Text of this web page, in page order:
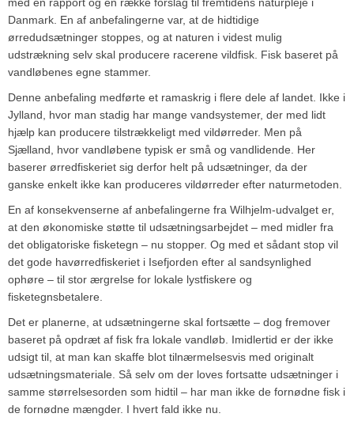
med en rapport og en række forslag til fremtidens naturpleje i
Danmark. En af anbefalingerne var, at de hidtidige
ørredudsætninger stoppes, og at naturen i videst mulig
udstrækning selv skal producere racerene vildfisk. Fisk baseret på
vandløbenes egne stammer.
Denne anbefaling medførte et ramaskrig i flere dele af landet. Ikke i
Jylland, hvor man stadig har mange vandsystemer, der med lidt
hjælp kan producere tilstrækkeligt med vildørreder. Men på
Sjælland, hvor vandløbene typisk er små og vandlidende. Her
baserer ørredfiskeriet sig derfor helt på udsætninger, da der
ganske enkelt ikke kan produceres vildørreder efter naturmetoden.
En af konsekvenserne af anbefalingerne fra Wilhjelm-udvalget er,
at den økonomiske støtte til udsætningsarbejdet – med midler fra
det obligatoriske fisketegn – nu stopper. Og med et sådant stop vil
det gode havørredfiskeriet i Isefjorden efter al sandsynlighed
ophøre – til stor ærgrelse for lokale lystfiskere og
fisketegnsbetalere.
Det er planerne, at udsætningerne skal fortsætte – dog fremover
baseret på opdræt af fisk fra lokale vandløb. Imidlertid er der ikke
udsigt til, at man kan skaffe blot tilnærmelsesvis med originalt
udsætningsmateriale. Så selv om der loves fortsatte udsætninger i
samme størrelsesorden som hidtil – har man ikke de fornødne fisk i
de fornødne mængder. I hvert fald ikke nu.